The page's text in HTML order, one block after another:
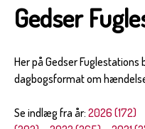
Gedser
Her på Gedser
dagbogsformat om
Se indlæg fra år: 2026 (172)